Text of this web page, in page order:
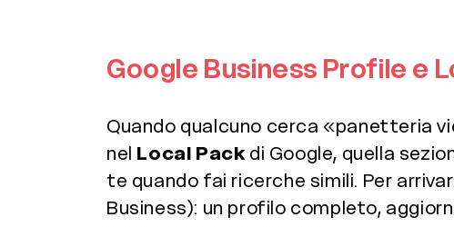
Google Business Profile e
Quando qualcuno cerca «panetteria
nel Local Packdi Google, quella
te quando fai ricerche simili. Per
Business): un profilo completo,